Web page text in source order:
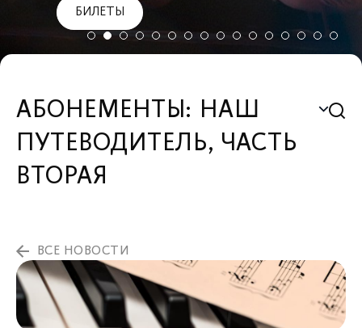
БИЛЕТЫ
АБОНЕМЕНТЫ: НАШ
ПУТЕВОДИТЕЛЬ, ЧАСТЬ
ВТОРАЯ
ВСЕ НОВОСТИ